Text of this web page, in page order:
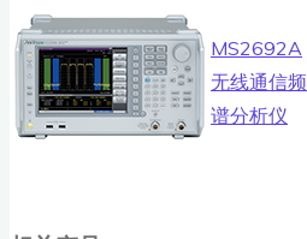
MS2692A
无线通信频
谱分析仪